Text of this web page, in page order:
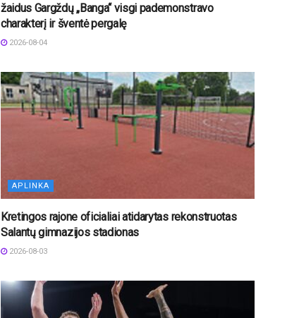
žaidus Gargždų „Banga“ visgi pademonstravo
charakterį ir šventė pergalę
2026-08-04
APLINKA
Kretingos rajone oficialiai atidarytas rekonstruotas
Salantų gimnazijos stadionas
2026-08-03